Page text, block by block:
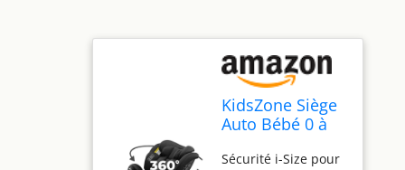
KidsZone Siège
Auto Bébé 0 à
Auto Isofix 360
Sécurité i-Size pour